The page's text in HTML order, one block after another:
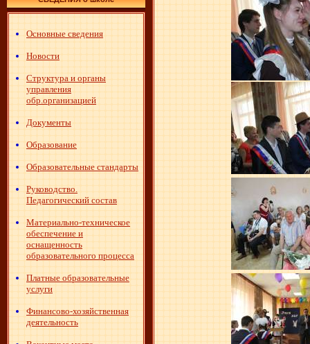
Основные сведения
Новости
Структура и органы
управления
обр.организацией
Документы
Образование
Образовательные стандарты
Руководство.
Педагогический состав
Материально-техническое
обеспечение и
оснащенность
образовательного процесса
Платные образовательные
услуги
Финансово-хозяйственная
деятельность